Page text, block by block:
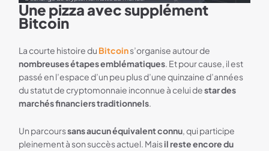
Bannière Binance
Une pizza avec supplément
Bitcoin
La courte histoire du Bitcoins’organise autour de
nombreuses étapes emblématiques. Et pour cause, il est
passé en l’espace d’un peu plus d’une quinzaine d’années
du statut de cryptomonnaie inconnue à celui destar des
marchés financiers traditionnels.
Un parcourssans aucun équivalent connu, qui participe
pleinement à son succès actuel. Maisil reste encore du